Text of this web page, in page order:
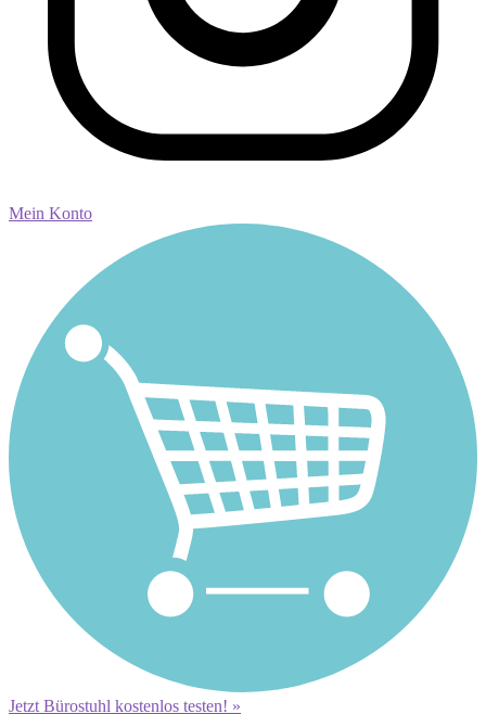
Mein Konto
Jetzt Bürostuhl kostenlos testen! »